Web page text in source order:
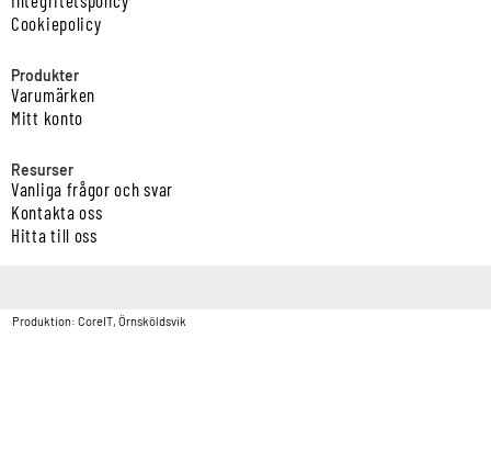
Cookiepolicy
Produkter
Varumärken
Mitt konto
Resurser
Vanliga frågor och svar
Kontakta oss
Hitta till oss
Produktion: CoreIT, Örnsköldsvik